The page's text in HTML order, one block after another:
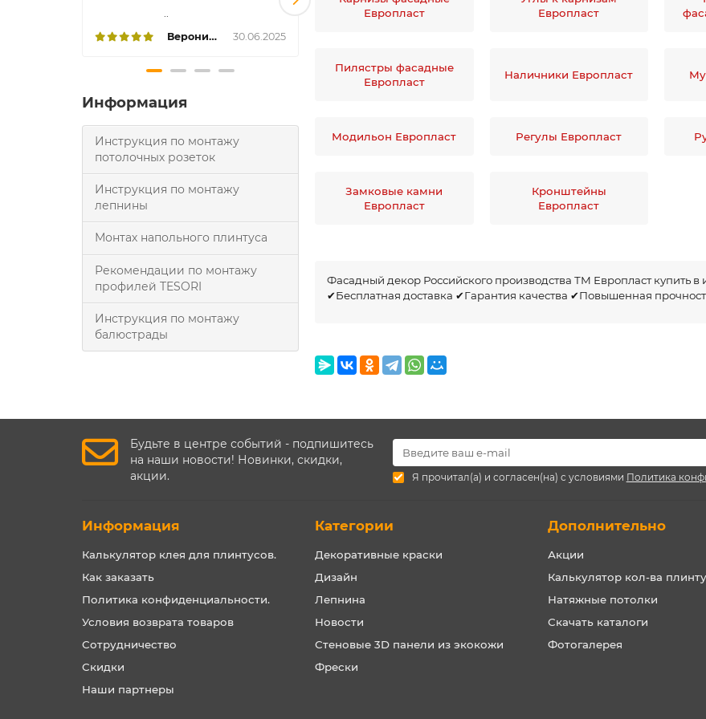
Вероника 30.06.2025
..
Информация
Инструкция по монтажу
потолочных розеток
Инструкция по монтажу
лепнины
Монтах напольного плинтуса
Рекомендации по монтажу
профилей TESORI
Инструкция по монтажу
балюстрады
Европласт
Европласт
Пилястры фасадные
Европласт
Наличники Европласт
Модильон Европласт Регулы Европласт
Замковые камни
Европласт
Кронштейны
Европласт
Фасадный декор Российского производства ТМ Европласт купить
✔Бесплатная доставка ✔Гарантия качества ✔Повышенная
Будьте в центре событий - подпишитесь
на наши новости! Новинки, скидки,
акции.
Я прочитал(а) и согласен(на) с условиями Политика
Информация
Калькулятор клея для плинтусов.
Как заказать
Политика конфиденциальности.
Условия возврата товаров
Сотрудничество
Скидки
Наши партнеры
Категории
Декоративные краски
Дизайн
Лепнина
Новости
Стеновые 3D панели из экокожи
Фрески
Дополнительно
Акции
Калькулятор кол-ва
Натяжные потолки
Скачать каталоги
Фотогалерея